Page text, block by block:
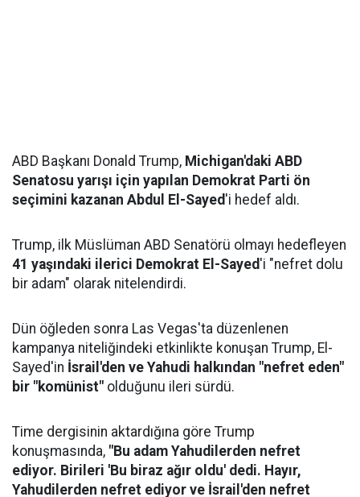
ABD Başkanı Donald Trump, Michigan'daki ABD
Senatosu yarışı için yapılan Demokrat Parti ön
seçimini kazanan Abdul El-Sayed'i hedef aldı.
Trump, ilk Müslüman ABD Senatörü olmayı hedefleyen
41 yaşındaki ilerici Demokrat El-Sayed'i "nefret dolu
bir adam" olarak nitelendirdi.
Dün öğleden sonra Las Vegas'ta düzenlenen
kampanya niteliğindeki etkinlikte konuşan Trump, El-
Sayed'in İsrail'den ve Yahudi halkından "nefret eden"
bir "komünist" olduğunu ileri sürdü.
Time dergisinin aktardığına göre Trump
konuşmasında, "Bu adam Yahudilerden nefret
ediyor. Birileri 'Bu biraz ağır oldu' dedi. Hayır,
Yahudilerden nefret ediyor ve İsrail'den nefret